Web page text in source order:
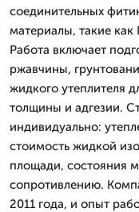
соединительных
материалы, такие
Работа включает
ржавчины,
жидкого утеплителя
толщины и адгезии.
индивидуально:
стоимость жидкой
площади, состояния
сопротивлению.
2011 года, и опыт